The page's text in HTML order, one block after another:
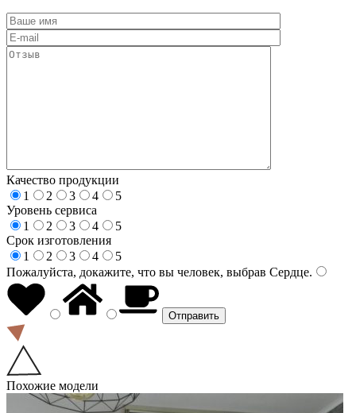
Качество продукции
1
2 3 4
5
Уровень сервиса
1
2 3 4
5
Срок изготовления
1
2 3 4
5
Пожалуйста, докажите, что вы человек, выбрав Сердце.
Похожие модели